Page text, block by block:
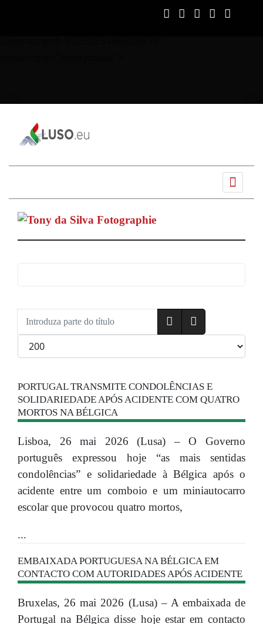
Introduza parte do título
Qtd. a exibir
PORTUGAL TRANSMITE CONDOLÊNCIAS E
SOLIDARIEDADE APÓS ACIDENTE COM QUATRO
MORTOS NA BÉLGICA
Lisboa, 26 mai 2026 (Lusa) – O Governo
português expressou hoje “as mais sentidas
condolências” e solidariedade à Bélgica após o
acidente entre um comboio e um miniautocarro
escolar que provocou quatro mortos,
...
EMBAIXADA PORTUGUESA NA BÉLGICA EM
CONTACTO COM AUTORIDADES APÓS ACIDENTE
Bruxelas, 26 mai 2026 (Lusa) – A embaixada de
Portugal na Bélgica disse hoje estar em contacto